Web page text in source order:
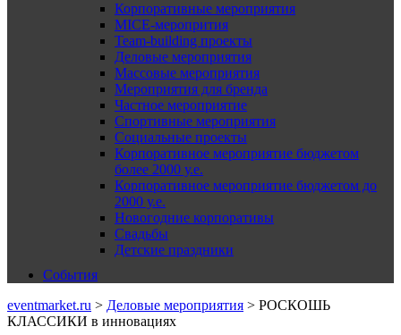
Корпоративные мероприятия
MICE-меропрития
Team-building проекты
Деловые мероприятия
Массовые мероприятия
Мероприятия для бренда
Частное мероприятие
Спортивные мероприятия
Социальные проекты
Корпоративное мероприятие бюджетом
более 2000 у.е.
Корпоративное мероприятие бюджетом до
2000 у.е.
Новогодние корпоративы
Свадьбы
Детские праздники
События
eventmarket.ru > Деловые мероприятия > РОСКОШЬ
КЛАССИКИ в инновациях